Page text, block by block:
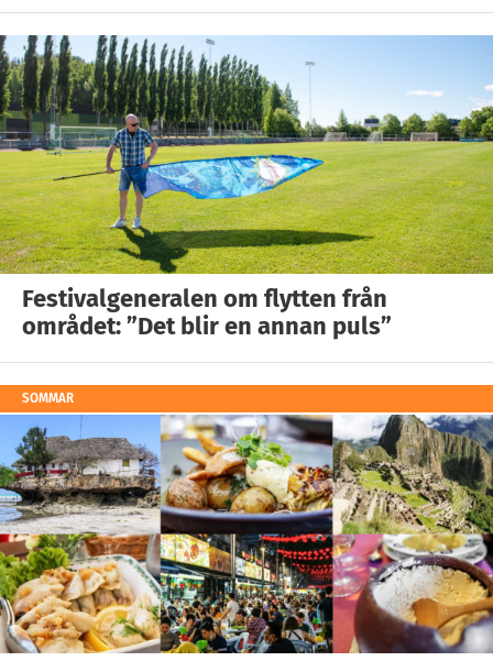
Festivalgeneralen om flytten från
området: ”Det blir en annan puls”
SOMMAR